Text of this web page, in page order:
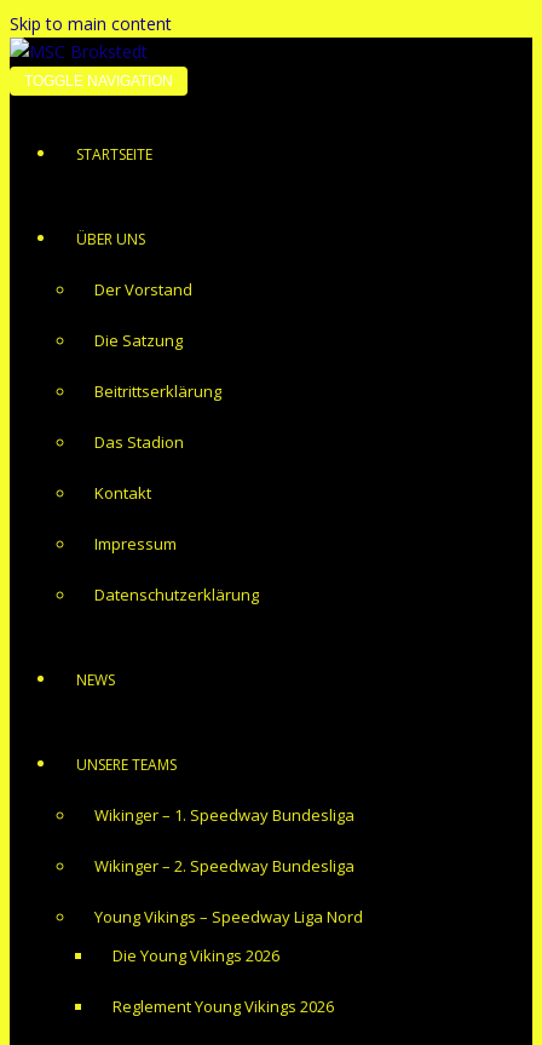
Skip to main content
TOGGLE NAVIGATION
STARTSEITE
ÜBER UNS
Der Vorstand
Die Satzung
Beitrittserklärung
Das Stadion
Kontakt
Impressum
Datenschutzerklärung
NEWS
UNSERE TEAMS
Wikinger – 1. Speedway Bundesliga
Wikinger – 2. Speedway Bundesliga
Young Vikings – Speedway Liga Nord
Die Young Vikings 2026
Reglement Young Vikings 2026